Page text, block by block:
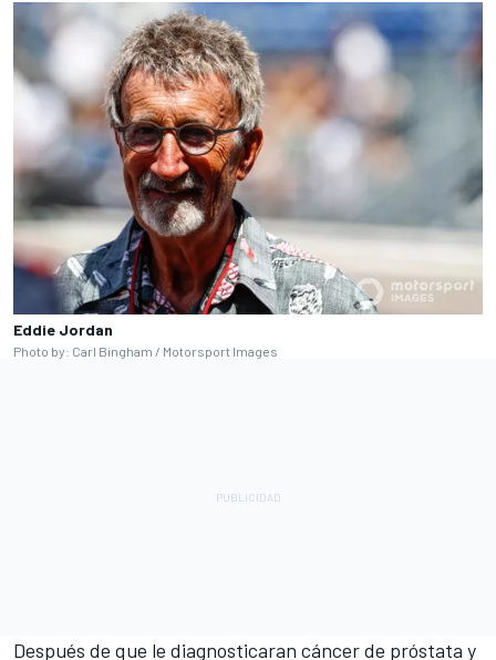
Eddie Jordan
Photo by: Carl Bingham / Motorsport Images
Después de que le diagnosticaran cáncer de próstata y